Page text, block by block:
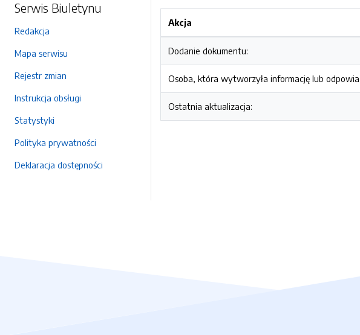
Serwis Biuletynu
Redakcja
Mapa serwisu
Rejestr zmian
Instrukcja obsługi
Statystyki
Polityka prywatności
Deklaracja dostępności
Akcja
Dodanie dokumentu:
Osoba, która wytworzyła informację lub
Ostatnia aktualizacja: